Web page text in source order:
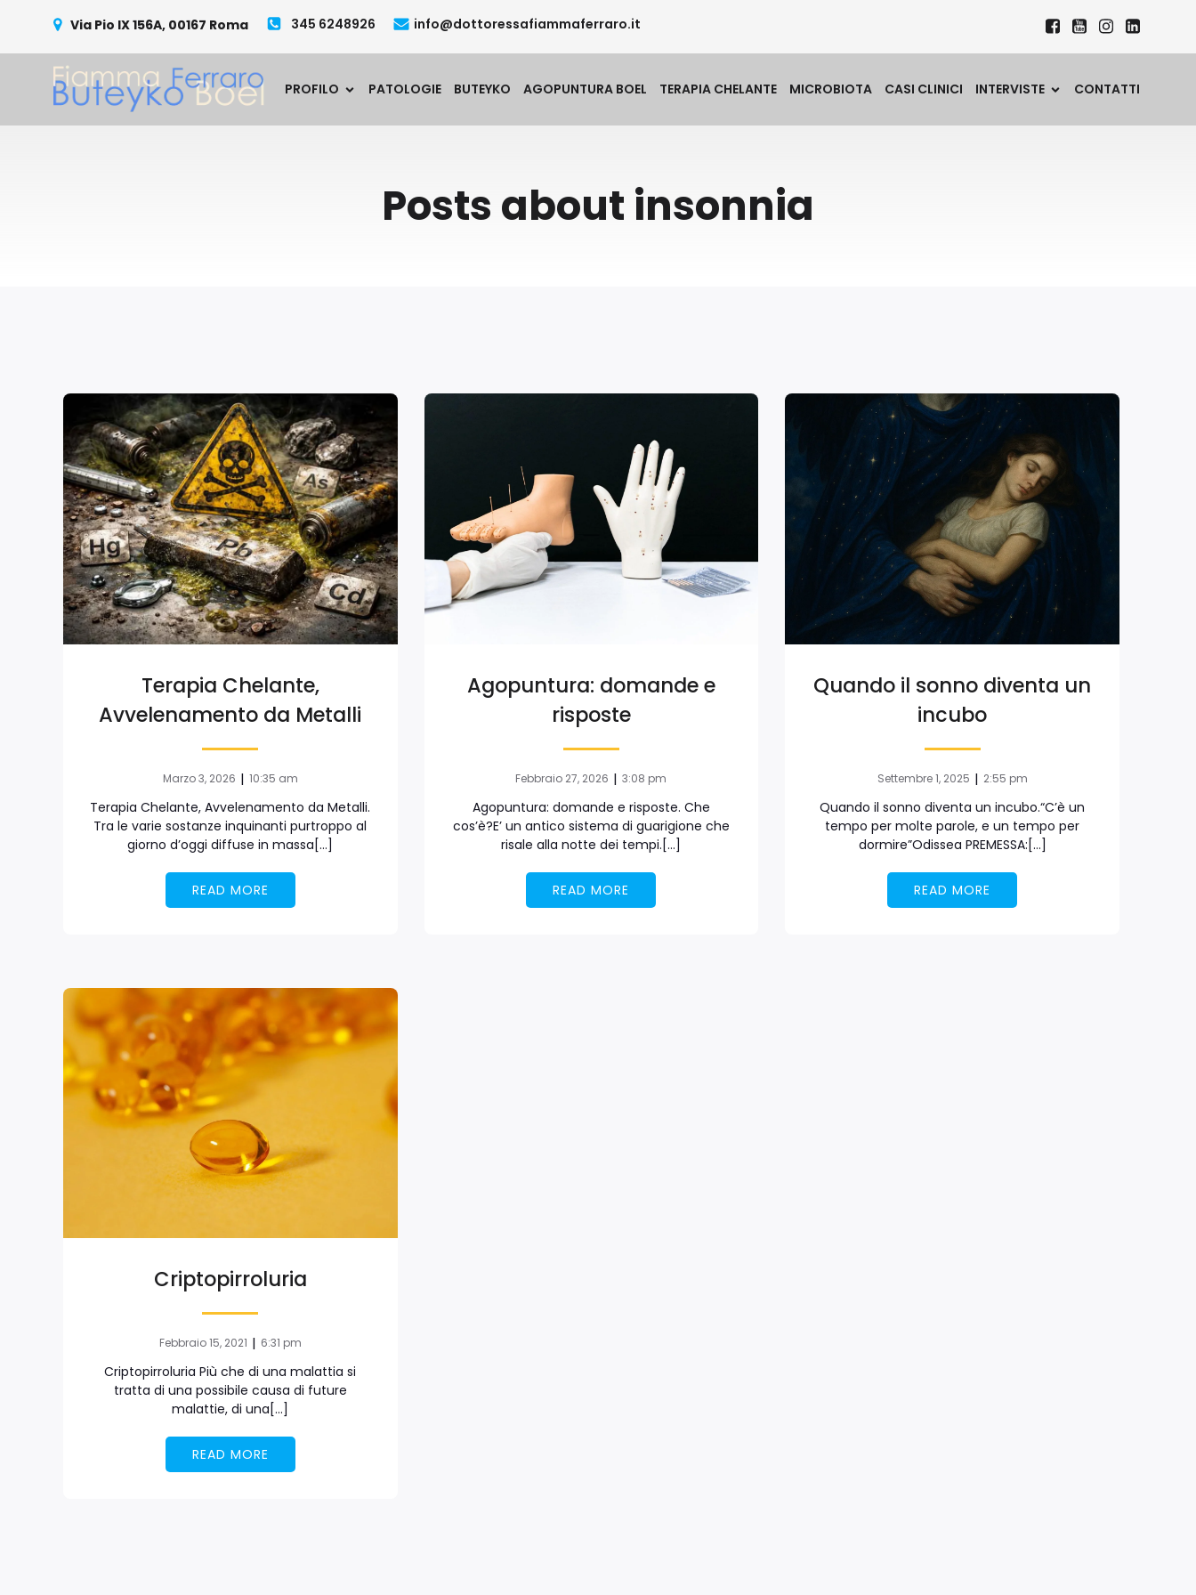
Via Pio IX 156A, 00167 Roma 345 6248926 info@dottoressafiammaferraro.it
PROFILO PATOLOGIE BUTEYKO AGOPUNTURA BOEL TERAPIA CHELANTE MICROBIOTA CASI CLINICI INTERVISTE CONTATTI
Posts about insonnia
Terapia Chelante,
Avvelenamento da Metalli
Marzo 3, 2026 | 10:35 am
Terapia Chelante, Avvelenamento da Metalli.
Tra le varie sostanze inquinanti purtroppo al
giorno d’oggi diffuse in massa[…]
READ MORE
Agopuntura: domande e
risposte
Febbraio 27, 2026 | 3:08 pm
Agopuntura: domande e risposte. Che
cos’è?E’ un antico sistema di guarigione che
risale alla notte dei tempi.[…]
READ MORE
Quando il sonno diventa un
incubo
Settembre 1, 2025 | 2:55 pm
Quando il sonno diventa un incubo.“C’è un
tempo per molte parole, e un tempo per
dormire”Odissea PREMESSA:[…]
READ MORE
Criptopirroluria
Febbraio 15, 2021 | 6:31 pm
Criptopirroluria Più che di una malattia si
tratta di una possibile causa di future
malattie, di una[…]
READ MORE